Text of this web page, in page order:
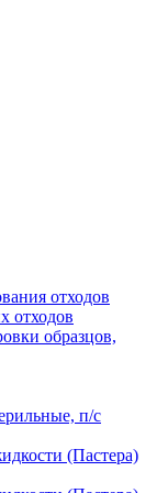
отходов
отходов
образцов,
п/с
(Пастера)